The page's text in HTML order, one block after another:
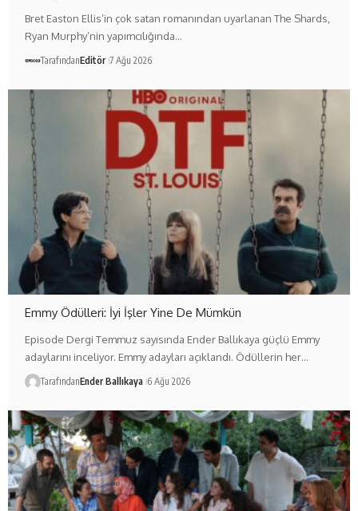
Bret Easton Ellis’in çok satan romanından uyarlanan The Shards,
Ryan Murphy’nin yapımcılığında…
TarafındanEditör 7 Ağu 2026
Emmy Ödülleri: İyi İşler Yine De Mümkün
Episode Dergi Temmuz sayısında Ender Ballıkaya güçlü Emmy
adaylarını inceliyor. Emmy adayları açıklandı. Ödüllerin her…
TarafındanEnder Ballıkaya 6 Ağu 2026